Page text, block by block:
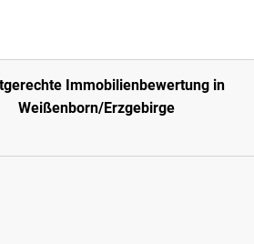
Immobilienbewertung in
Weißenborn/Erzgebirge